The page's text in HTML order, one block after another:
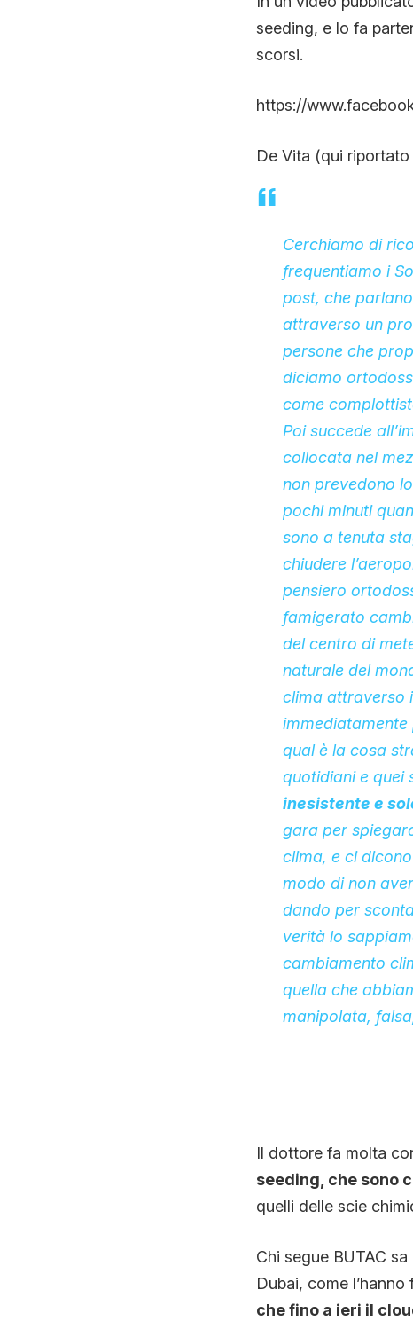
seeding, e lo fa
scorsi.
https://
De Vita (qui
Cerchiamo di
frequentiamo i
post, che
attraverso un
persone che
diciamo
come
Poi succede
collocata nel
non prevedono
pochi minuti
sono a tenuta
chiudere
pensiero
famigerato
del centro di
naturale del
clima attraverso
immediatamente
qual è la cosa
quotidiani e quei
inesistente e
gara per
clima, e ci
modo di non
dando per
verità lo
cambiamento
quella che
manipolata,
Il dottore fa molta
seeding, che sono
quelli delle scie
Chi segue BUTAC
Dubai, come
che fino a ieri il